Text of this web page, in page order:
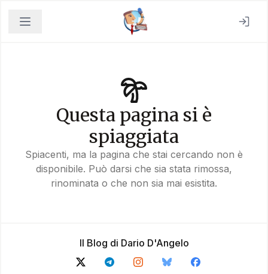
Questa pagina si è
spiaggiata
Spiacenti, ma la pagina che stai cercando non è
disponibile. Può darsi che sia stata rimossa,
rinominata o che non sia mai esistita.
Il Blog di Dario D'Angelo